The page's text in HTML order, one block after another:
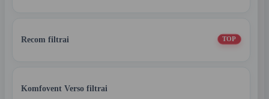
Recom filtrai TOP
Komfovent Verso filtrai